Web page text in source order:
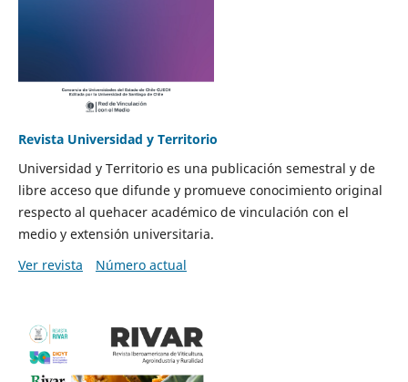
Revista Universidad y Territorio
Universidad y Territorio es una publicación semestral y de
libre acceso que difunde y promueve conocimiento original
respecto al quehacer académico de vinculación con el
medio y extensión universitaria.
Ver revista
Número actual